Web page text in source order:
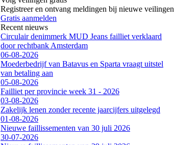
Registreer en ontvang meldingen bij nieuwe veilingen
Gratis aanmelden
Recent nieuws
Circulair denimmerk MUD Jeans failliet verklaard
door rechtbank Amsterdam
06-08-2026
Moederbedrijf van Batavus en Sparta vraagt uitstel
van betaling aan
05-08-2026
Failliet per provincie week 31 - 2026
03-08-2026
Zakelijk lenen zonder recente jaarcijfers uitgelegd
01-08-2026
Nieuwe faillissementen van 30 juli 2026
30-07-2026